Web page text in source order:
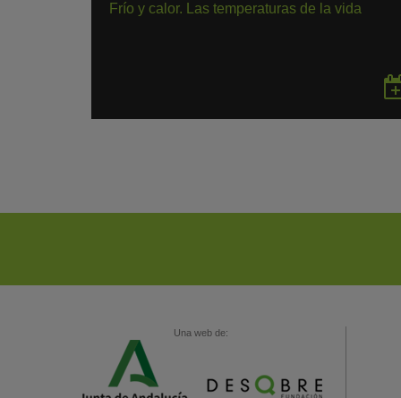
Frío y calor. Las temperaturas de la vida
Una web de: